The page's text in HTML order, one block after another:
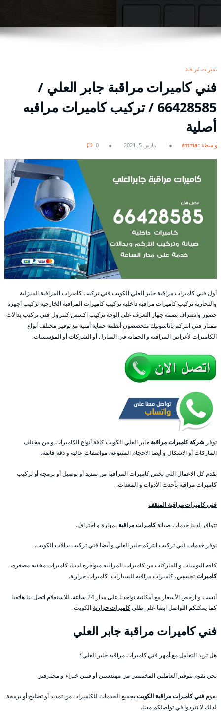
كاميرات مراقبة
فني كاميرات مراقبة جابر العلي /
66428585 / تركيب كاميرات مراقبه
أصلية
بواسطة ammar مارس 5, 2021 0
أول فني كاميرات مراقبة جابر العلي الكويت فني تركيب كاميرات المراقبة المنزلية
والتجارية تركيب كاميرات مراقبة داخلية تركيب كاميرات المراقبة الخارجية تركيب أجهزة
حضور وانصراف بصمة جهاز التعرف على الوجه تركيب اكسس كنترول فني تركيب بدالات
ممتاز فني انتركم باناسونيك متخصصون أنظمة حماية أمنية مع توفير مختلف أنواع
الكاميرات لأغراض المراقبة و الحماية في المنازل أو الشركات أو المؤسسات.
توفر شركة كاميرات مراقبة جابر العلي الكويت كافة أنواع الكاميرات و من مختلف
الماركات أو الاشكال و أيضا الاحجام المتنوعة، مواصفات عالية و دقة فائقة.
نقدم كل الاعمال التي تخص كاميرات المراقبة من تمديد أو توصيل أو برمجة أو تركيب
كاميرات مراقبه بأحدث الأدوات و المعدات.
فني كاميرات مراقبة المنقف
تتوافر لدينا خدمات صيانةكاميرات مراقبة بمهارة و احتراف.
نوفر خدمات فني تركيب انتركم جابر العلي و أيضا فني تركيب بدالات الكويت.
كافة النوعيات و الماركات من كاميرات المراقبة متوافرة لدينا، كاميرات مخفية مصغرة،
كاميراتتجسس، كاميرات مراقبه للسيارات، كاميرات حرارية.
أنسب و ارخص الأسعار مع أمكانية تواجدنا على مدار 24 ساعة، للاستعلام اتصل بنا هاتفيا
كما يمكنكم التواصل ايضا على طليكاميرات حرارية الكويت .
فني كاميرات مراقبة جابر العلي
هل تريد التعامل مع أمهر فني كاميرات مراقبه جابر العلي؟
نحن نقوم بتوفير العاملين المختصين من مهندسين أو فنين خبراء و محترفين.
يقوم فني كاميرات مراقبة الكويتبجميع الخدمات للكاميرات من تمديد أو تصليح أو برمجة
لذلك لا تتردوا في تواصلكم معنا.